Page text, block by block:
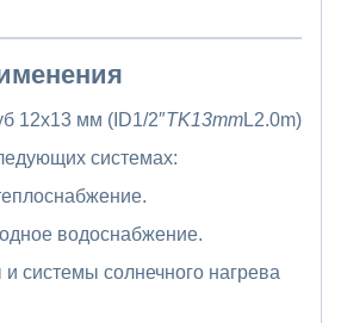
12х13 мм (ID1/2″TK13mmL2.0m)
системах:
водоснабжение.
системы солнечного нагрева